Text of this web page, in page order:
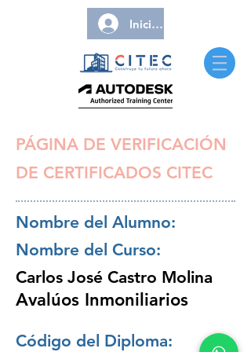
Iniciar sesión
PÁGINA DE VERIFICACIÓN
DE CERTIFICADOS CITEC
Nombre del Alumno:
Nombre del Curso:
Carlos José Castro Molina
Avalúos Inmoniliarios
Código del Diploma: